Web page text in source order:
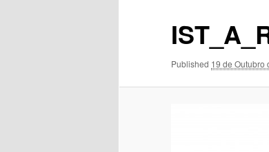
Published 19 de Outubro